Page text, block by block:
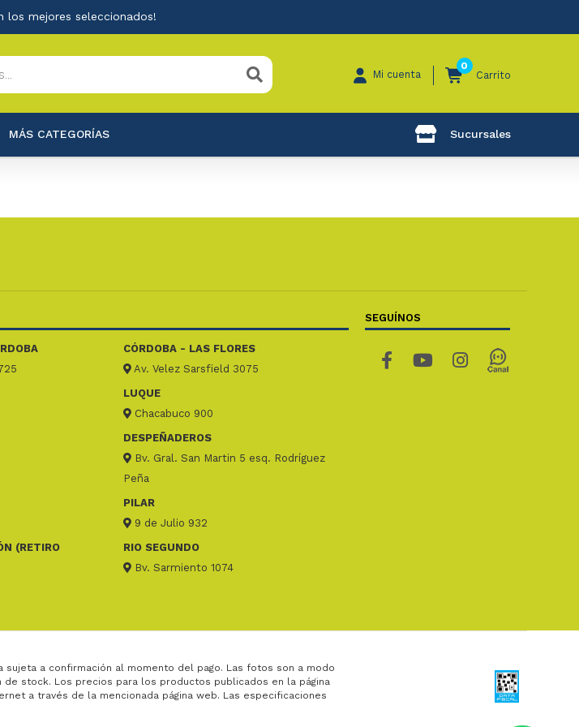
los mejores seleccionados!
Mi cuenta
0
Carrito
MÁS CATEGORÍAS Sucursales
CÓRDOBA - LAS FLORES
Av. Velez Sarsfield 3075
LUQUE
Chacabuco 900
DESPEÑADEROS
Bv. Gral. San Martin 5 esq. Rodríguez
Peña
PILAR
9 de Julio 932
(RETIRO
RIO SEGUNDO
Bv. Sarmiento 1074
SEGUÍNOS
a confirmación al momento del pago. Las fotos son a modo
stock. Los precios para los productos publicados en la página
a través de la mencionada página web. Las especificaciones